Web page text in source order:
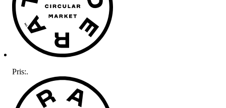
Pris:.